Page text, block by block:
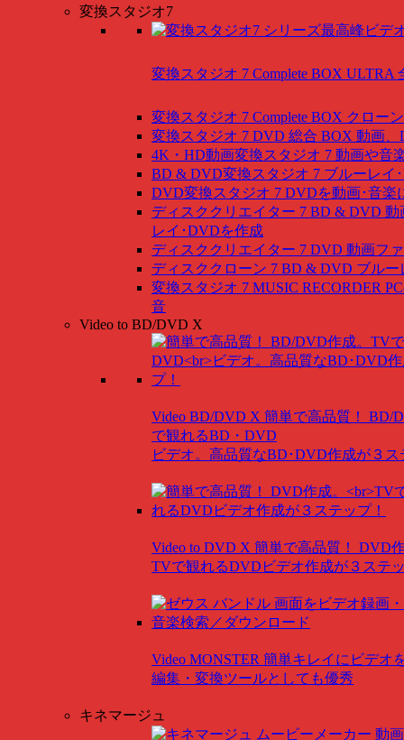
変換スタジオ7
変換スタジオ 7 Complete BOX ULTRA
変換スタジオ 7 Complete BOX クロー
変換スタジオ 7 DVD 総合 BOX 動画、
4K・HD動画変換スタジオ 7 動画や音
BD & DVD変換スタジオ 7 ブルーレイ
DVD変換スタジオ 7 DVDを動画･音楽
ディスククリエイター 7 BD & DVD 動
レイ･DVDを作成
ディスククリエイター 7 DVD 動画フ
ディスククローン 7 BD & DVD ブルー
変換スタジオ 7 MUSIC RECORDER
音
Video to BD/DVD X
Video BD/DVD X 簡単で高品質！ BD/
で観れるBD・DVD
ビデオ。高品質なBD･DVD作成が３ス
Video to DVD X 簡単で高品質！ DVD
TVで観れるDVDビデオ作成が３ステ
Video MONSTER 簡単キレイにビデオ
編集・変換ツールとしても優秀
キネマージュ